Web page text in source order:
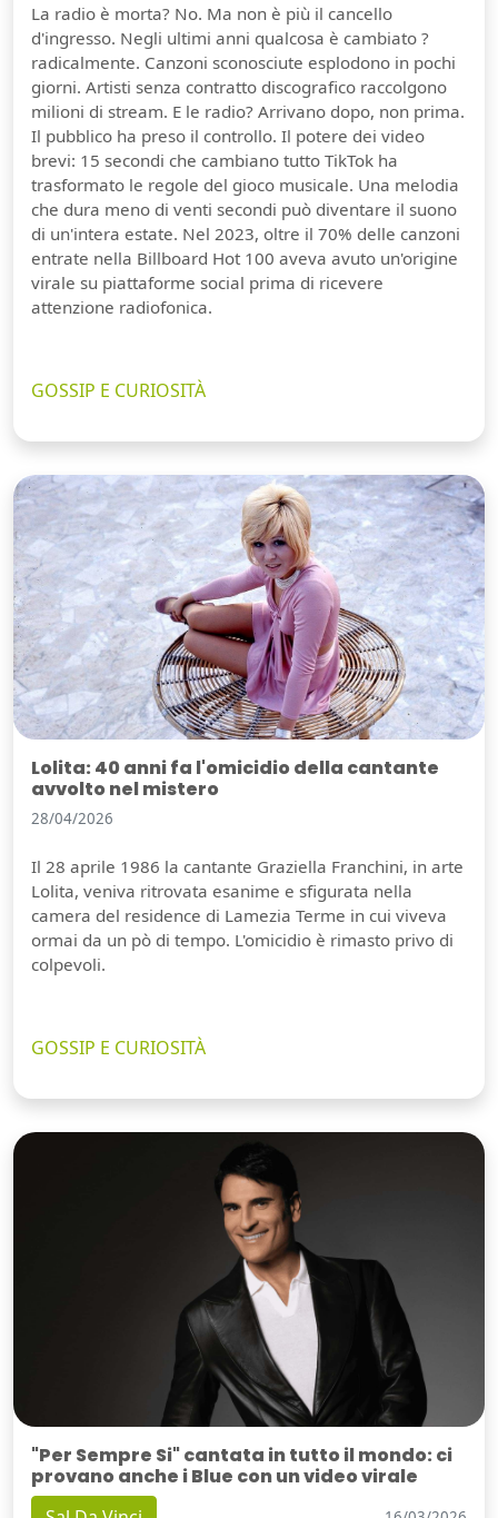
La radio è morta? No. Ma non è più il cancello
d'ingresso. Negli ultimi anni qualcosa è cambiato ?
radicalmente. Canzoni sconosciute esplodono in pochi
giorni. Artisti senza contratto discografico raccolgono
milioni di stream. E le radio? Arrivano dopo, non prima.
Il pubblico ha preso il controllo. Il potere dei video
brevi: 15 secondi che cambiano tutto TikTok ha
trasformato le regole del gioco musicale. Una melodia
che dura meno di venti secondi può diventare il suono
di un'intera estate. Nel 2023, oltre il 70% delle canzoni
entrate nella Billboard Hot 100 aveva avuto un'origine
virale su piattaforme social prima di ricevere
attenzione radiofonica.
GOSSIP E CURIOSITÀ
Lolita: 40 anni fa l'omicidio della cantante
avvolto nel mistero
28/04/2026
Il 28 aprile 1986 la cantante Graziella Franchini, in arte
Lolita, veniva ritrovata esanime e sfigurata nella
camera del residence di Lamezia Terme in cui viveva
ormai da un pò di tempo. L'omicidio è rimasto privo di
colpevoli.
GOSSIP E CURIOSITÀ
"Per Sempre Si" cantata in tutto il mondo: ci
provano anche i Blue con un video virale